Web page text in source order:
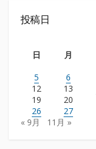
投稿日
日
月
5
6
12
13
19
20
26
27
« 9月
11月 »